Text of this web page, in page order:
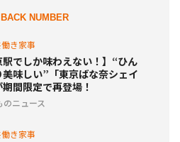
BACK NUMBER
き家事
駅でしか味わえない！】“ひん
味しい”「東京ばな奈シェイ
間限定で再登場！
のニュース
き家事